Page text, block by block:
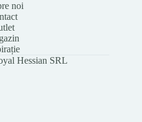
noi
Hessian SRL